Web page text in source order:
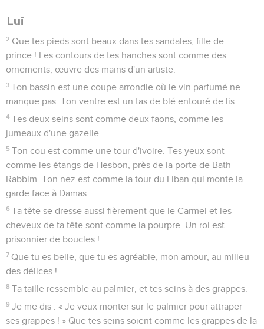
Lui
2 Que tes pieds sont beaux dans tes sandales, fille de
prince ! Les contours de tes hanches sont comme des
ornements, œuvre des mains d'un artiste.
3 Ton bassin est une coupe arrondie où le vin parfumé ne
manque pas. Ton ventre est un tas de blé entouré de lis.
4 Tes deux seins sont comme deux faons, comme les
jumeaux d'une gazelle.
5 Ton cou est comme une tour d'ivoire. Tes yeux sont
comme les étangs de Hesbon, près de la porte de Bath-
Rabbim. Ton nez est comme la tour du Liban qui monte la
garde face à Damas.
6 Ta tête se dresse aussi fièrement que le Carmel et les
cheveux de ta tête sont comme la pourpre. Un roi est
prisonnier de boucles !
7 Que tu es belle, que tu es agréable, mon amour, au milieu
des délices !
8 Ta taille ressemble au palmier, et tes seins à des grappes.
9 Je me dis : « Je veux monter sur le palmier pour attraper
ses grappes ! » Que tes seins soient comme les grappes de la